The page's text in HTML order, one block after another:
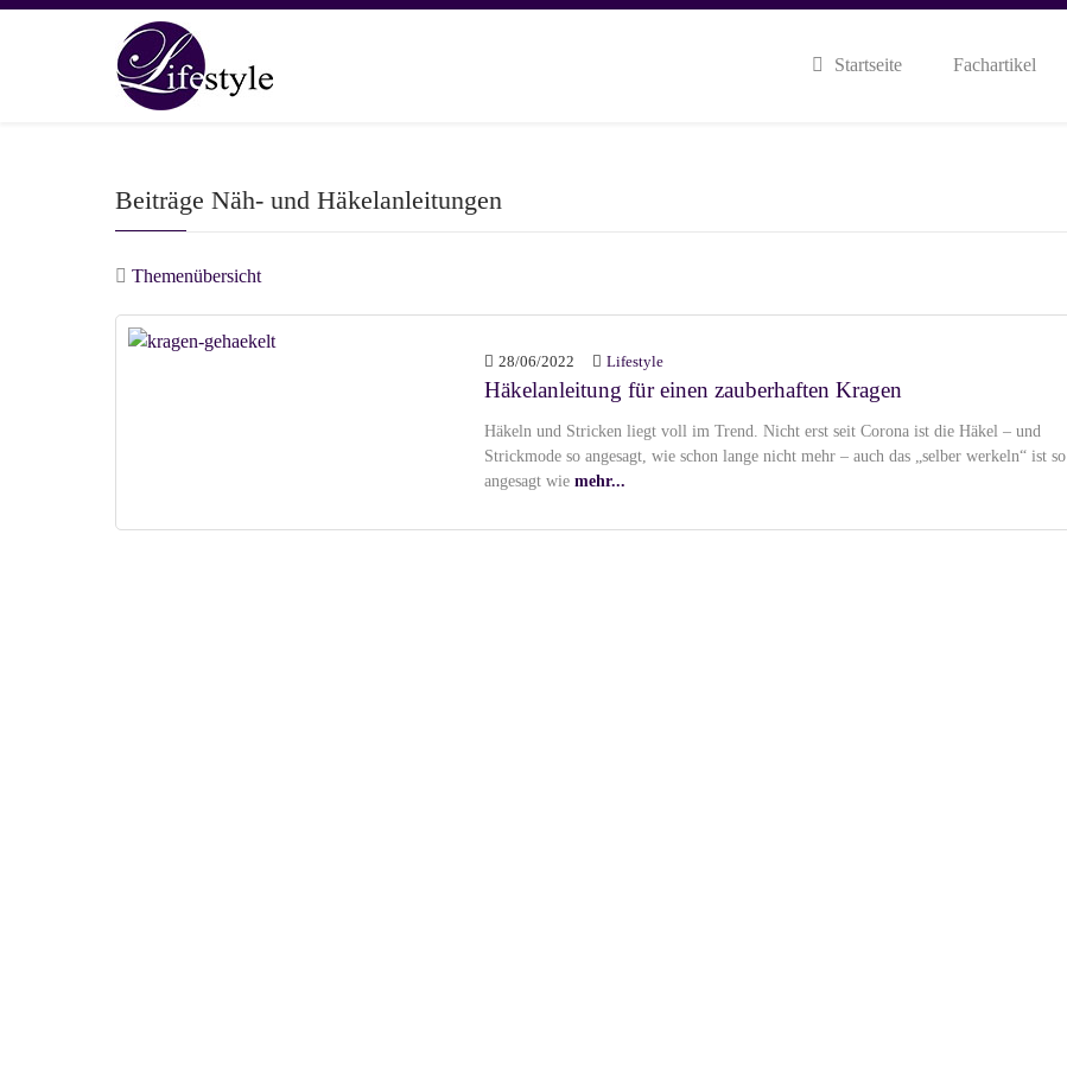
Startseite Fachartikel
Beiträge Näh- und Häkelanleitungen
Themenübersicht
28/06/2022 Lifestyle
Häkelanleitung für einen zauberhaften Kragen
Häkeln und Stricken liegt voll im Trend. Nicht erst seit Corona ist die Häkel – und
Strickmode so angesagt, wie schon lange nicht mehr – auch das „selber werkeln“ ist so
angesagt wie mehr...